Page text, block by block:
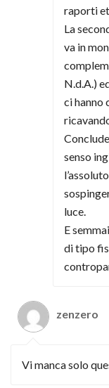
raporti
La
va in
N.d.A.)
ci hanno
senso
luce.
E
di tipo
zenzero
Vi manca solo